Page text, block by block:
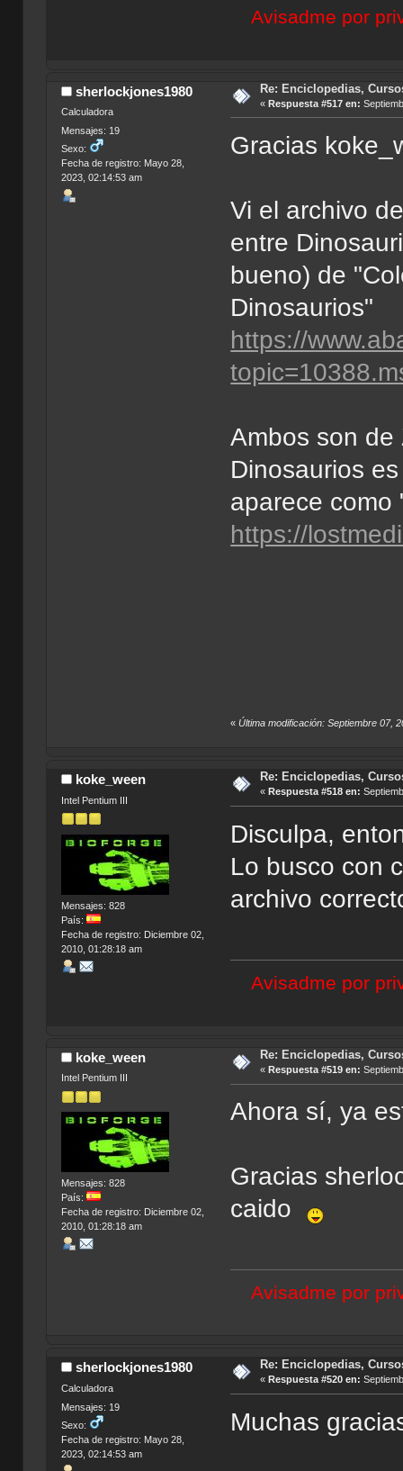
Avisadme por
sherlockjones1980
Calculadora
Mensajes: 19
Sexo:
Fecha de registro: Mayo 28,
2023, 02:14:53 am
Re: Enciclopedias,
« Respuesta #517 en:
Gracias
Vi el archivo
entre
bueno) de
Dinosaurios"
https://
Ambos son
Dinosaurios
aparece como
https://
«Última modificación: Septiembre 07,
koke_ween
Intel Pentium III
Mensajes: 828
País:
Fecha de registro: Diciembre 02,
2010, 01:28:18 am
Re: Enciclopedias,
« Respuesta #518 en:
Disculpa,
Lo busco con
archivo
Avisadme por
koke_ween
Intel Pentium III
Mensajes: 828
País:
Fecha de registro: Diciembre 02,
2010, 01:28:18 am
Re: Enciclopedias,
« Respuesta #519 en:
Ahora sí, ya
Gracias
caido
Avisadme por
sherlockjones1980
Calculadora
Mensajes: 19
Sexo:
Fecha de registro: Mayo 28,
2023, 02:14:53 am
Re: Enciclopedias,
« Respuesta #520 en:
Muchas